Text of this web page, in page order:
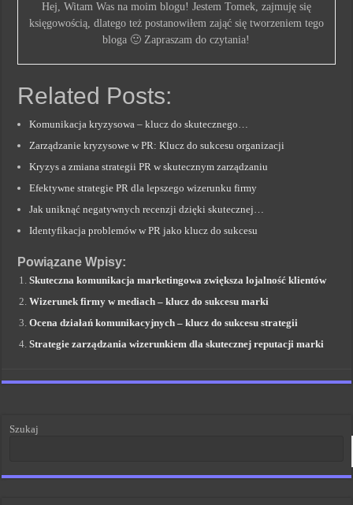
Hej, Witam Was na moim blogu! Jestem Tomek, zajmuję się
księgowością, dlatego też postanowiłem zająć się tworzeniem tego
bloga 🙂 Zapraszam do czytania!
Related Posts:
Komunikacja kryzysowa – klucz do skutecznego…
Zarządzanie kryzysowe w PR: Klucz do sukcesu organizacji
Kryzys a zmiana strategii PR w skutecznym zarządzaniu
Efektywne strategie PR dla lepszego wizerunku firmy
Jak uniknąć negatywnych recenzji dzięki skutecznej…
Identyfikacja problemów w PR jako klucz do sukcesu
Powiązane Wpisy:
Skuteczna komunikacja marketingowa zwiększa lojalność klientów
Wizerunek firmy w mediach – klucz do sukcesu marki
Ocena działań komunikacyjnych – klucz do sukcesu strategii
Strategie zarządzania wizerunkiem dla skutecznej reputacji marki
Szukaj